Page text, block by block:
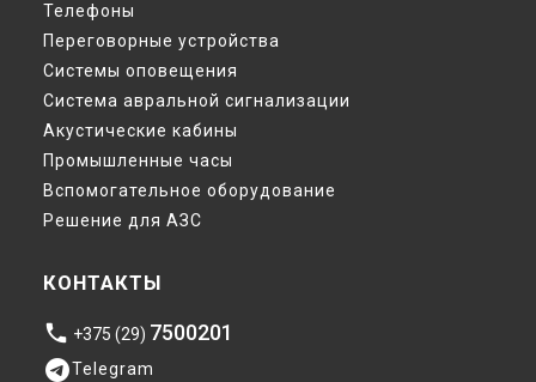
Телефоны
Переговорные устройства
Системы оповещения
Система авральной сигнализации
Акустические кабины
Промышленные часы
Вспомогательное оборудование
Решение для АЗС
КОНТАКТЫ
phone +375 (29) 7500201
telegramTelegram